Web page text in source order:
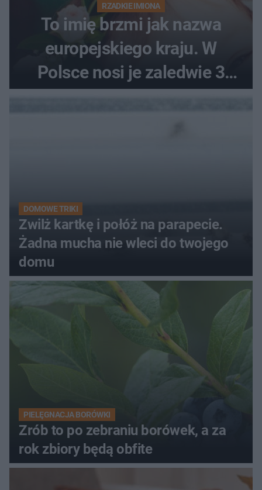
RZADKIE IMIONA
To imię brzmi jak nazwa
europejskiego kraju. W
Polsce nosi je zaledwie 3
kobiety
DOMOWE TRIKI
Zwilż kartkę i połóż na parapecie.
Żadna mucha nie wleci do twojego
domu
PIELĘGNACJA BORÓWKI
Zrób to po zebraniu borówek, a za
rok zbiory będą obfite